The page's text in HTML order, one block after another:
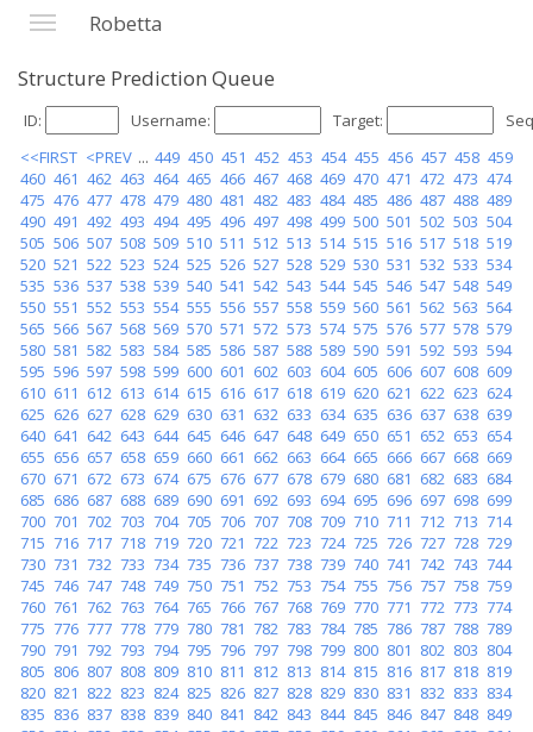
Robetta
Structure Prediction Queue
ID: Username: Target:
<<FIRST <PREV ... 449 450 451 452 453 454 455 456 457 458 459
460 461 462 463 464 465 466 467 468 469 470 471 472 473 474
475 476 477 478 479 480 481 482 483 484 485 486 487 488 489
490 491 492 493 494 495 496 497 498 499 500 501 502 503 504
505 506 507 508 509 510 511 512 513 514 515 516 517 518 519
520 521 522 523 524 525 526 527 528 529 530 531 532 533 534
535 536 537 538 539 540 541 542 543 544 545 546 547 548 549
550 551 552 553 554 555 556 557 558 559 560 561 562 563 564
565 566 567 568 569 570 571 572 573 574 575 576 577 578 579
580 581 582 583 584 585 586 587 588 589 590 591 592 593 594
595 596 597 598 599 600 601 602 603 604 605 606 607 608 609
610 611 612 613 614 615 616 617 618 619 620 621 622 623 624
625 626 627 628 629 630 631 632 633 634 635 636 637 638 639
640 641 642 643 644 645 646 647 648 649 650 651 652 653 654
655 656 657 658 659 660 661 662 663 664 665 666 667 668 669
670 671 672 673 674 675 676 677 678 679 680 681 682 683 684
685 686 687 688 689 690 691 692 693 694 695 696 697 698 699
700 701 702 703 704 705 706 707 708 709 710 711 712 713 714
715 716 717 718 719 720 721 722 723 724 725 726 727 728 729
730 731 732 733 734 735 736 737 738 739 740 741 742 743 744
745 746 747 748 749 750 751 752 753 754 755 756 757 758 759
760 761 762 763 764 765 766 767 768 769 770 771 772 773 774
775 776 777 778 779 780 781 782 783 784 785 786 787 788 789
790 791 792 793 794 795 796 797 798 799 800 801 802 803 804
805 806 807 808 809 810 811 812 813 814 815 816 817 818 819
820 821 822 823 824 825 826 827 828 829 830 831 832 833 834
835 836 837 838 839 840 841 842 843 844 845 846 847 848 849